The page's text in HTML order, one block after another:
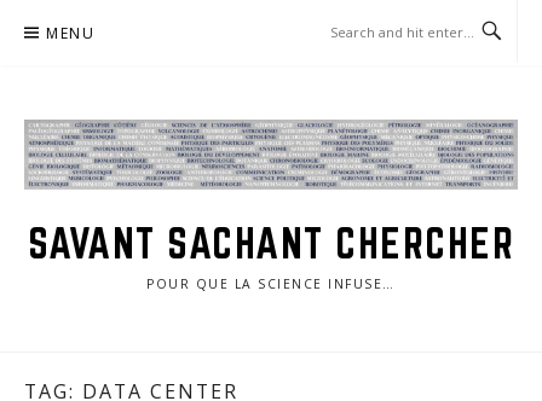
MENU
SAVANT SACHANT CHERCHER
POUR QUE LA SCIENCE INFUSE…
TAG: DATA CENTER